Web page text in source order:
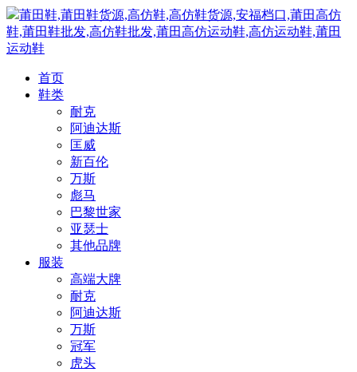
莆田鞋,莆田鞋货源,高仿鞋,高仿鞋货源,安福档口,莆田高仿
鞋,莆田鞋批发,高仿鞋批发,莆田高仿运动鞋,高仿运动鞋,莆田
运动鞋
首页
鞋类
耐克
阿迪达斯
匡威
新百伦
万斯
彪马
巴黎世家
亚瑟士
其他品牌
服装
高端大牌
耐克
阿迪达斯
万斯
冠军
虎头